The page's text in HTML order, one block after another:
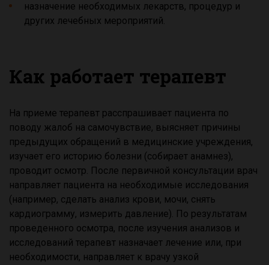
назначение необходимых лекарств, процедур и
других лечебных мероприятий.
Как работает терапевт
На приеме терапевт расспрашивает пациента по
поводу жалоб на самочувствие, выясняет причины
предыдущих обращений в медицинские учреждения,
изучает его историю болезни (собирает анамнез),
проводит осмотр. После первичной консультации врач
направляет пациента на необходимые исследования
(например, сделать анализ крови, мочи, снять
кардиограмму, измерить давление). По результатам
проведенного осмотра, после изучения анализов и
исследований терапевт назначает лечение или, при
необходимости, направляет к врачу узкой